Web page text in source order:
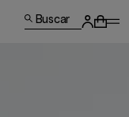
Buscar